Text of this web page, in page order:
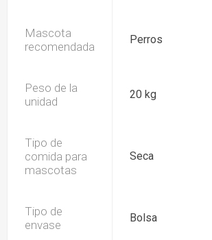
Mascota
recomendada
Perros
Peso de la
unidad
20 kg
Tipo de
comida para
mascotas
Seca
Tipo de
envase
Bolsa